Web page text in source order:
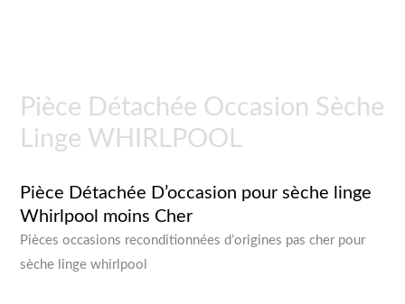
Pièce Détachée Occasion Sèche
Linge WHIRLPOOL
Pièce Détachée D’occasion pour sèche linge
Whirlpool moins Cher
Pièces occasions reconditionnées d’origines pas cher pour
sèche linge whirlpool